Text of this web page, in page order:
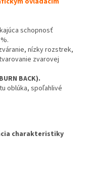
schopnosť
nízky rozstrek,
zvarovej
BACK).
oblúka, spoľahlivé
charakteristiky